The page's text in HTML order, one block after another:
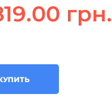
грн.